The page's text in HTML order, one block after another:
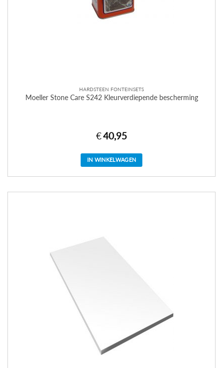
HARDSTEEN FONTEINSETS
Moeller Stone Care S242 Kleurverdiepende bescherming
€40,95
IN WINKELWAGEN